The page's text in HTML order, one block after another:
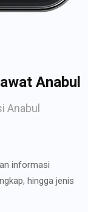
Anabul
Anabul
informasi
hingga jenis